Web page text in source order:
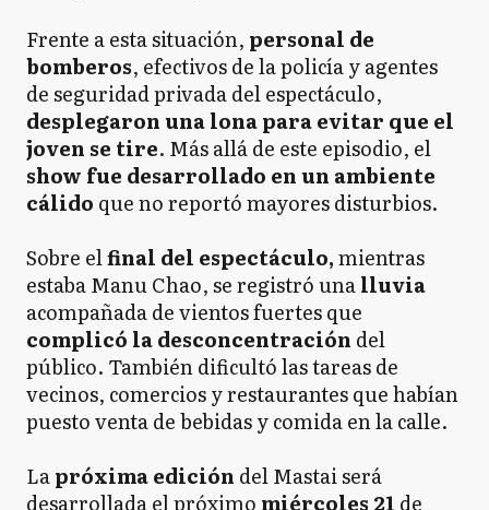
Frente a esta situación, personal de
bomberos, efectivos de la policía y agentes
de seguridad privada del espectáculo,
desplegaron una lona para evitar que el
joven se tire. Más allá de este episodio, el
show fue desarrollado en un ambiente
cálido que no reportó mayores disturbios.
Sobre elfinal del espectáculo,mientras
estaba Manu Chao, se registró unalluvia
acompañada de vientos fuertes que
complicó la desconcentración del
público. También dificultó las tareas de
vecinos, comercios y restaurantes que habían
puesto venta de bebidas y comida en la calle.
Lapróxima edición del Mastai será
desarrollada el próximo miércoles 21 de